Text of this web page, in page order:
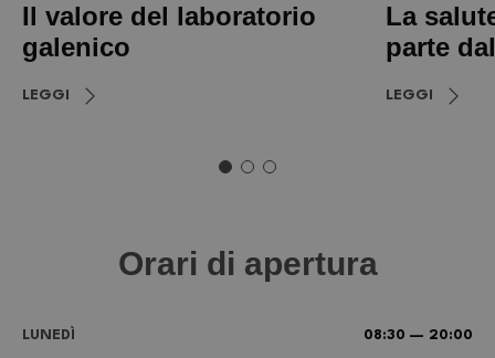
Il valore del laboratorio
galenico
LEGGI
La
parte
LEGGI
Orari di apertura
LUNEDÌ 08:30 — 20:00